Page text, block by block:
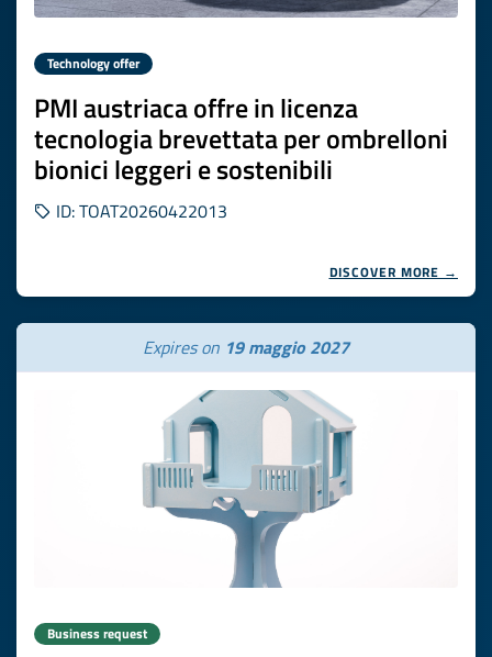
Technology offer
PMI austriaca offre in licenza
tecnologia brevettata per ombrelloni
bionici leggeri e sostenibili
ID: TOAT20260422013
DISCOVER MORE →
Expires on 19 maggio 2027
Business request